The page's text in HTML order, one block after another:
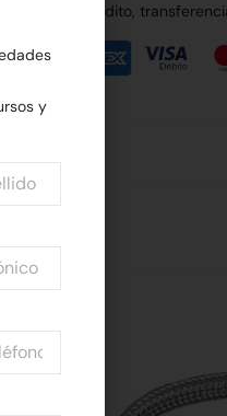
débito, crédito,
y